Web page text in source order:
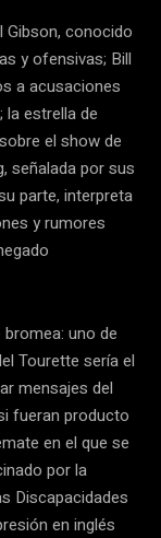
Gibson, conocido
y ofensivas; Bill
a acusaciones
la estrella de
el show de
señalada por sus
parte, interpreta
y rumores
bromea: uno de
Tourette sería el
mensajes del
fueran producto
en el que se
por la
Discapacidades
en inglés